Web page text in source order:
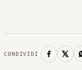
CONDIVIDI